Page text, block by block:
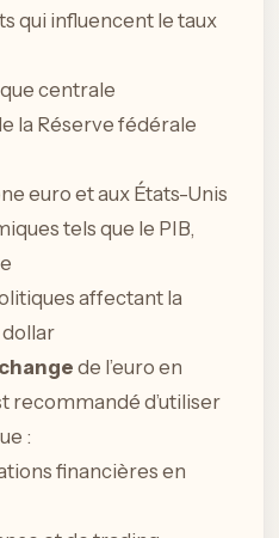
qui influencent le taux
centrale
la Réserve fédérale
euro et aux États-Unis
tels que le PIB,
affectant la
dollar
de l’euro en
recommandé d’utiliser
:
financières en